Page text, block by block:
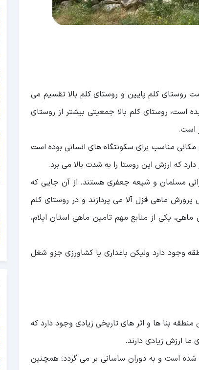
روستای کلم پایین و روستای کلم بالا تقسیم می
به دست ما رسیده است، روستای کلم بالا جمعیتی بیشتر از روستای
مناسب برای سکونتگاه های انسانی بوده است
دارد که ارزش این روستا را به شدت بالا می برد.
مسلمان و شیعه جعفری هستند. از آن جایی که
ماهی قزل آلا می پردازند و در روستای کلم
مرکز پرورش ماهی وجود دارد که هر یک از این مراکز با تولید ۴۰ تا ۵۰ تن ماهی، یکی از منابع مهم تامین ماهی استان ایلام،
وجود دارد ولیکن باغداری یا کشاورزی جزو شغل
بنا ها و اثر های تاریخی زیادی وجود دارد که
ما ارزش زیادی دارند.
است و به دوران ساسانی بر می گردد؛ همچنین